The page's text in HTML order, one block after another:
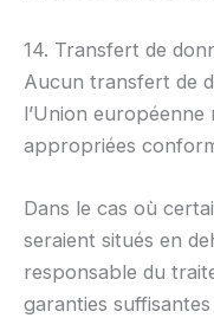
14. Transfert de
Aucun transfert de
l’Union européenne
appropriées
Dans le cas où
seraient situés en
responsable du
garanties